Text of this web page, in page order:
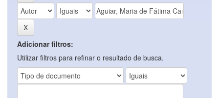
Adicionar filtros:
Utilizar filtros para refinar o resultado de busca.